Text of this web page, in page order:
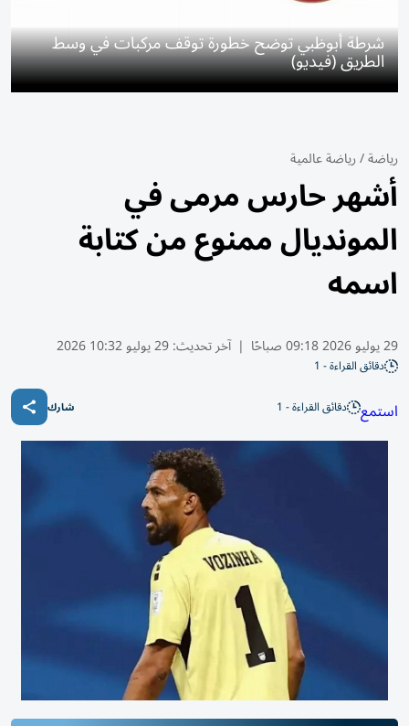
شرطة أبوظبي توضح خطورة توقف مركبات في وسط
الطريق (فيديو)
رياضة/رياضة عالمية
أشهر حارس مرمى في
المونديال ممنوع من كتابة
اسمه
29 يوليو 2026 09:18 صباحًا | آخر تحديث:29 يوليو 10:32 2026
دقائق القراءة - 1
استمع دقائق القراءة - 1 شارك